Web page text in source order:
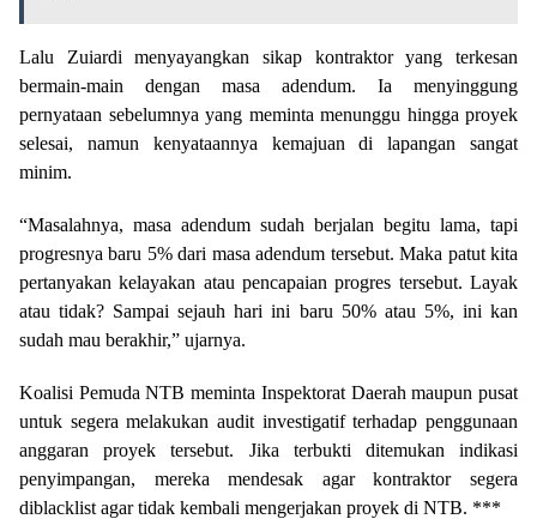
Lalu Zuiardi menyayangkan sikap kontraktor yang terkesan
bermain-main dengan masa adendum. Ia menyinggung
pernyataan sebelumnya yang meminta menunggu hingga proyek
selesai, namun kenyataannya kemajuan di lapangan sangat
minim.
“Masalahnya, masa adendum sudah berjalan begitu lama, tapi
progresnya baru 5% dari masa adendum tersebut. Maka patut kita
pertanyakan kelayakan atau pencapaian progres tersebut. Layak
atau tidak? Sampai sejauh hari ini baru 50% atau 5%, ini kan
sudah mau berakhir,” ujarnya.
Koalisi Pemuda NTB meminta Inspektorat Daerah maupun pusat
untuk segera melakukan audit investigatif terhadap penggunaan
anggaran proyek tersebut. Jika terbukti ditemukan indikasi
penyimpangan, mereka mendesak agar kontraktor segera
diblacklist agar tidak kembali mengerjakan proyek di NTB. ***